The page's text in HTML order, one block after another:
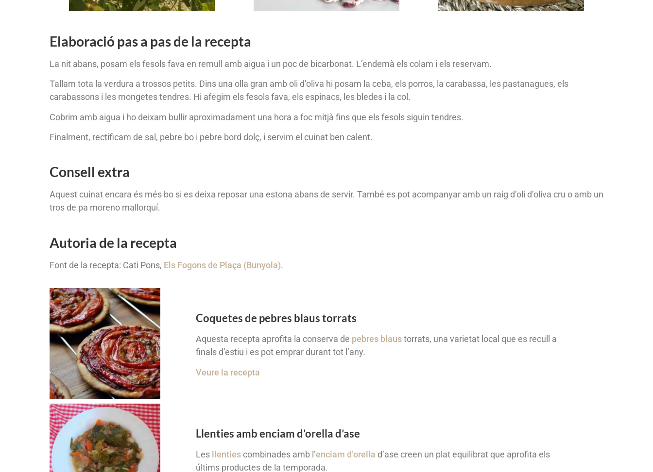
Elaboració pas a pas de la recepta
La nit abans, posam els fesols fava en remull amb aigua i un poc de bicarbonat. L’endemà els colam i els reservam.
Tallam tota la verdura a trossos petits. Dins una olla gran amb oli d’oliva hi posam la ceba, els porros, la carabassa, les pastanagues, els
carabassons i les mongetes tendres. Hi afegim els fesols fava, els espinacs, les bledes i la col.
Cobrim amb aigua i ho deixam bullir aproximadament una hora a foc mitjà fins que els fesols siguin tendres.
Finalment, rectificam de sal, pebre bo i pebre bord dolç, i servim el cuinat ben calent.
Consell extra
Aquest cuinat encara és més bo si es deixa reposar una estona abans de servir. També es pot acompanyar amb un raig d’oli d’oliva cru o amb un
tros de pa moreno mallorquí.
Autoria de la recepta
Font de la recepta: Cati Pons, Els Fogons de Plaça (Bunyola).
Coquetes de pebres blaus torrats
Aquesta recepta aprofita la conserva de pebres blaustorrats, una varietat local que es recull a
finals d’estiu i es pot emprar durant tot l’any.
Veure la recepta
Llenties amb enciam d’orella d’ase
Les llentiescombinades amb l’enciam d’orella d’ase creen un plat equilibrat que aprofita els
últims productes de la temporada.